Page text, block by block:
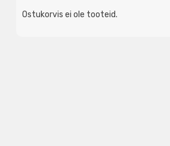
Ostukorvis ei ole tooteid.